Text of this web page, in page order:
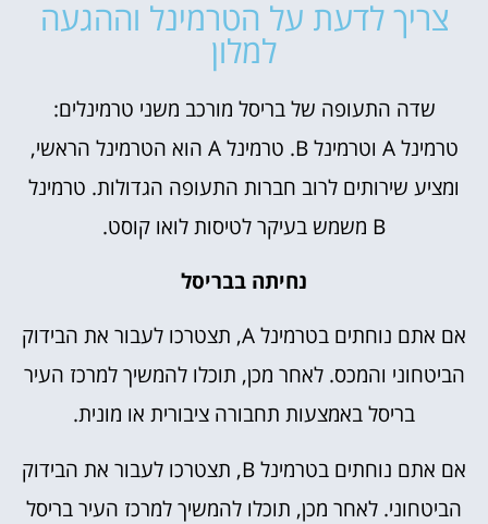
צריך לדעת על הטרמינל וההגעה
למלון
שדה התעופה של בריסל מורכב משני טרמינלים:
טרמינל A וטרמינל B. טרמינל A הוא הטרמינל הראשי,
ומציע שירותים לרוב חברות התעופה הגדולות. טרמינל
B משמש בעיקר לטיסות לואו קוסט.
נחיתה בבריסל
אם אתם נוחתים בטרמינל A, תצטרכו לעבור את הבידוק
הביטחוני והמכס. לאחר מכן, תוכלו להמשיך למרכז העיר
בריסל באמצעות תחבורה ציבורית או מונית.
אם אתם נוחתים בטרמינל B, תצטרכו לעבור את הבידוק
הביטחוני. לאחר מכן, תוכלו להמשיך למרכז העיר בריסל